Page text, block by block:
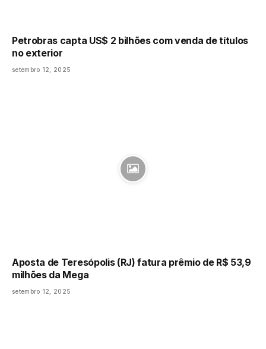
Petrobras capta US$ 2 bilhões com venda de títulos
no exterior
setembro 12, 2025
Aposta de Teresópolis (RJ) fatura prêmio de R$ 53,9
milhões da Mega
setembro 12, 2025